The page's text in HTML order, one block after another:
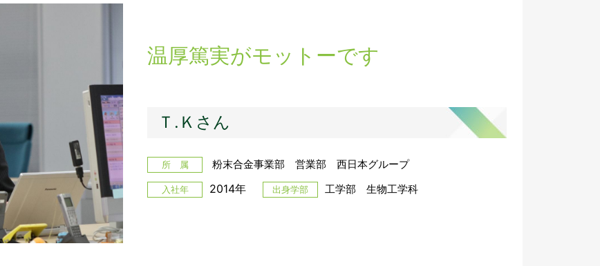
温厚篤実がモットーです
Ｔ.Ｋさん
所 属 粉末合金事業部 営業部 西日本グループ
入社年 2014年 出身学部 工学部 生物工学科